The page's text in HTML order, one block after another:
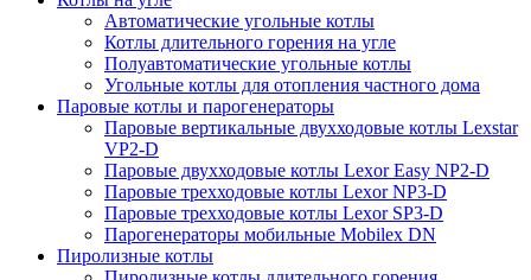
Автоматические угольные котлы
Котлы длительного горения на угле
Полуавтоматические угольные котлы
Угольные котлы для отопления частного дома
Паровые котлы и парогенераторы
Паровые вертикальные двухходовые котлы Lexstar
VP2-D
Паровые двухходовые котлы Lexor Easy NP2-D
Паровые трехходовые котлы Lexor NP3-D
Паровые трехходовые котлы Lexor SP3-D
Парогенераторы мобильные Mobilex DN
Пиролизные котлы